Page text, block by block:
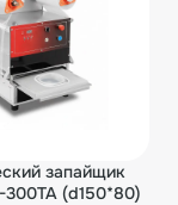
запайщик
300TA (d150*80)